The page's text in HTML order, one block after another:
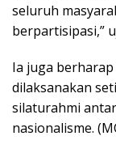
seluruh
berpartisipasi,”
Ia juga
dilaksanakan
silaturahmi
nasionalisme.